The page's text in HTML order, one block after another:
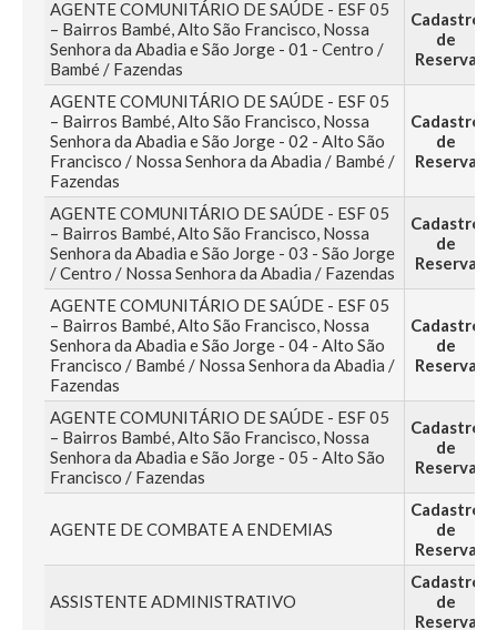
AGENTE COMUNITÁRIO DE SAÚDE - ESF 05
– Bairros Bambé, Alto São Francisco, Nossa
Senhora da Abadia e São Jorge - 01 - Centro /
Bambé / Fazendas
Cadastro
de
Reserva
AGENTE COMUNITÁRIO DE SAÚDE - ESF 05
– Bairros Bambé, Alto São Francisco, Nossa
Senhora da Abadia e São Jorge - 02 - Alto São
Francisco / Nossa Senhora da Abadia / Bambé /
Fazendas
Cadastro
de
Reserva
AGENTE COMUNITÁRIO DE SAÚDE - ESF 05
– Bairros Bambé, Alto São Francisco, Nossa
Senhora da Abadia e São Jorge - 03 - São Jorge
/ Centro / Nossa Senhora da Abadia / Fazendas
Cadastro
de
Reserva
AGENTE COMUNITÁRIO DE SAÚDE - ESF 05
– Bairros Bambé, Alto São Francisco, Nossa
Senhora da Abadia e São Jorge - 04 - Alto São
Francisco / Bambé / Nossa Senhora da Abadia /
Fazendas
Cadastro
de
Reserva
AGENTE COMUNITÁRIO DE SAÚDE - ESF 05
– Bairros Bambé, Alto São Francisco, Nossa
Senhora da Abadia e São Jorge - 05 - Alto São
Francisco / Fazendas
Cadastro
de
Reserva
AGENTE DE COMBATE A ENDEMIAS
Cadastro
de
Reserva
ASSISTENTE ADMINISTRATIVO
Cadastro
de
Reserva